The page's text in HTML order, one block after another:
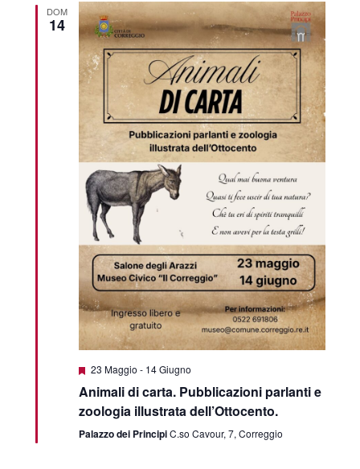
DOM
14
Featured
23 Maggio - 14 Giugno
Animali di carta. Pubblicazioni parlanti e
zoologia illustrata dell’Ottocento.
Palazzo dei PrincipiC.so Cavour, 7, Correggio